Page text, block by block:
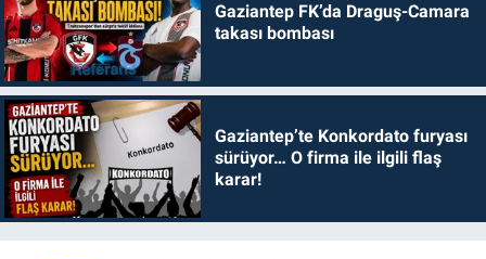
Gaziantep FK’da Draguş-Camara
takası bombası
Gaziantep’te Konkordato furyası
sürüyor… O firma ile ilgili flaş
karar!